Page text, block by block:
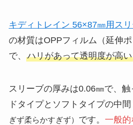
キディトレイン 56×87㎜用ス
の材質はOPPフィルム（延伸ポ
で、 ハリがあって透明度が高い
スリーブの厚みは0.06㎜で、
ドタイプとソフトタイプの中
ぎず柔らかすぎず） です。 一般